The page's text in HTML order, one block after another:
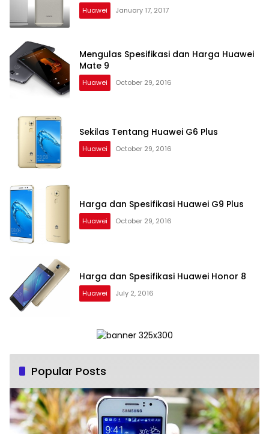
Huawei January 17, 2017
Mengulas Spesifikasi dan Harga Huawei
Mate 9
Huawei October 29, 2016
Sekilas Tentang Huawei G6 Plus
Huawei October 29, 2016
Harga dan Spesifikasi Huawei G9 Plus
Huawei October 29, 2016
Harga dan Spesifikasi Huawei Honor 8
Huawei July 2, 2016
Popular Posts